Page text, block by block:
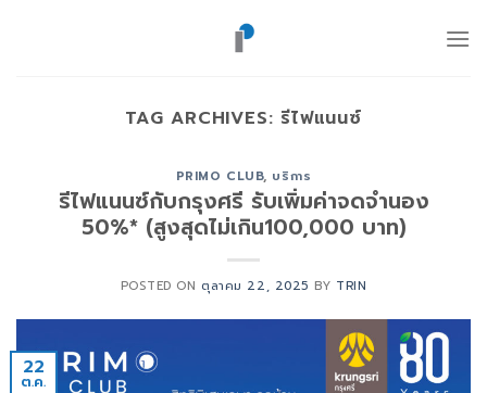
TAG ARCHIVES: รีไฟแนนซ์
PRIMO CLUB, บริการ
รีไฟแนนซ์กับกรุงศรี รับเพิ่มค่าจดจำนอง
50%* (สูงสุดไม่เกิน100,000 บาท)
POSTED ON ตุลาคม 22, 2025 BY TRIN
22
ต.ค.